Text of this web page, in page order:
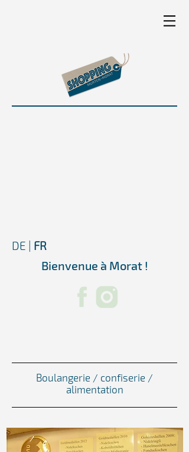
DE FR
Bienvenue à Morat !
Boulangerie / confiserie /
alimentation